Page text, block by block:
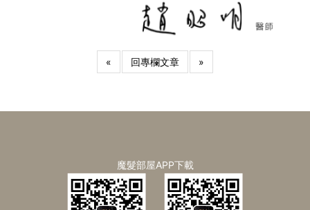
« 回專欄文章 »
魔髮部屋APP下載